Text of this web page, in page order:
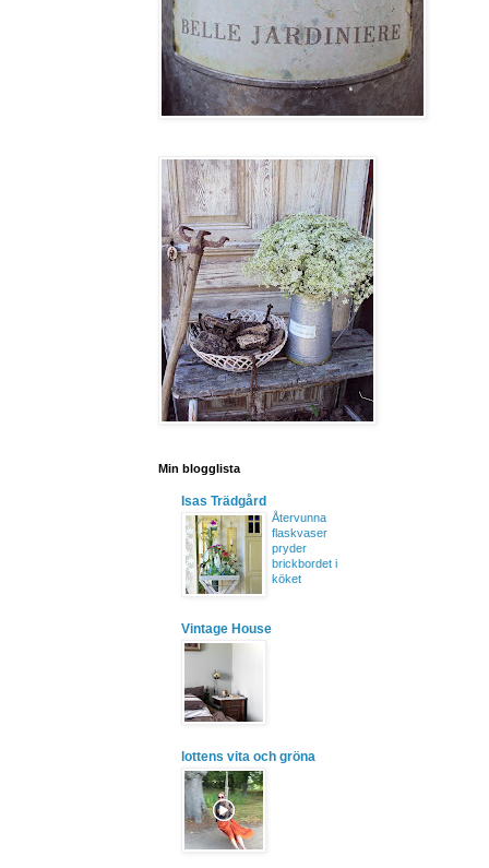
Min blogglista
Isas Trädgård
Återvunna
flaskvaser
pryder
brickbordet i
köket
Vintage House
lottens vita och gröna